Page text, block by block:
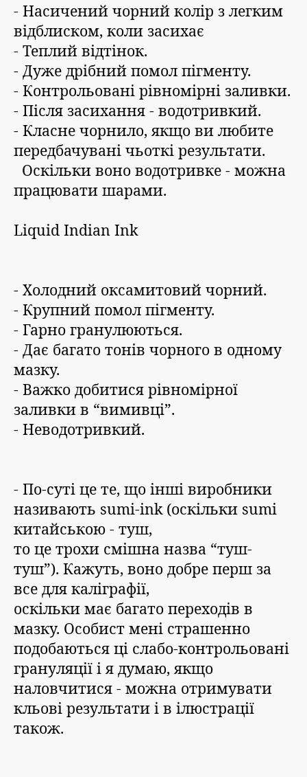
- Насичений чорний колір з легким
відблиском, коли засихає
- Теплий відтінок.
- Дуже дрібний помол пігменту.
- Контрольовані рівномірні заливки.
- Після засихання - водотривкий.
- Класне чорнило, якщо ви любите
передбачувані чьоткі результати.
Оскільки воно водотривке - можна
працювати шарами.
Liquid Indian Ink
- Холодний оксамитовий чорний.
- Крупний помол пігменту.
- Гарно гранулюються.
- Дає багато тонів чорного в одному
мазку.
- Важко добитися рівномірної
заливки в “вимивці”.
- Неводотривкий.
- По-суті це те, що інші виробники
називають sumi-ink (оскільки sumi
китайською - туш,
то це трохи смішна назва “туш-
туш”). Кажуть, воно добре перш за
все для каліграфії,
оскільки має багато переходів в
мазку. Особист мені страшенно
подобаються ці слабо-контрольовані
грануляції і я думаю, якщо
наловчитися - можна отримувати
кльові результати і в ілюстрації
також.